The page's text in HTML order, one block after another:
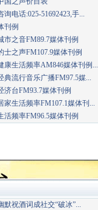
电话:025-51692423,手...
刊例
市之音FM89.7媒体刊例
士之声FM107.9媒体刊例
康生活频率AM846媒体刊例...
典流行音乐广播FM97.5媒...
济台FM93.7媒体刊例
家生活频率FM107.1媒体刊...
活频率FM96.5媒体刊例
默祝酒词成社交“破冰”...